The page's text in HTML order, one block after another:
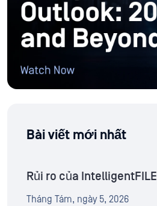
Bài viết mới nhất
Rủi ro của IntelligentFILE
Tháng Tám, ngày 5, 2026